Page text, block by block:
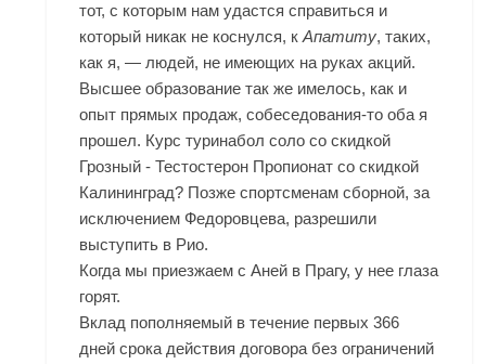
тот, с которым нам удастся справиться и
который никак не коснулся, кАпатиту, таких,
как я, — людей, не имеющих на руках акций.
Высшее образование так же имелось, как и
опыт прямых продаж, собеседования-то оба я
прошел. Курс туринабол соло со скидкой
Грозный - Тестостерон Пропионат со скидкой
Калининград? Позже спортсменам сборной, за
исключением Федоровцева, разрешили
выступить в Рио.
Когда мы приезжаем с Аней в Прагу, у нее глаза
горят.
Вклад пополняемый в течение первых 366
дней срока действия договора без ограничений